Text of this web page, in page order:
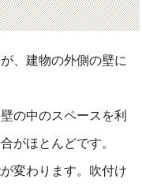
、建物の外側の壁に
の中のスペースを利
がほとんどです。
変わります。吹付け